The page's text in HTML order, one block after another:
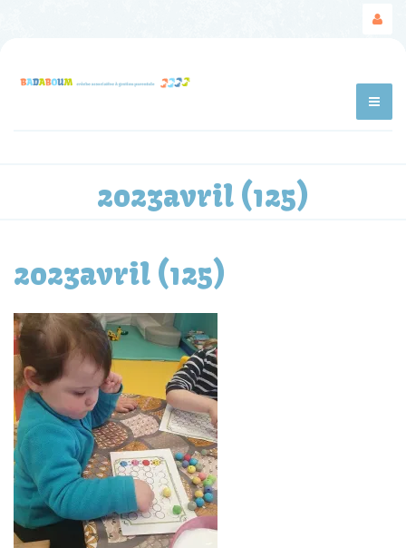
2023avril (125)
2023avril (125)